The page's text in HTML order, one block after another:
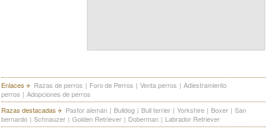
Enlaces Razas de perros | Foro de Perros | Venta perros | Adiestramiento
perros | Adopciones de perros
Razas destacadas
Pastor alemán | Bulldog | Bull terrier | Yorkshire | Boxer | San
bernardo | Schnauzer | Golden Retriever | Doberman | Labrador Retriever